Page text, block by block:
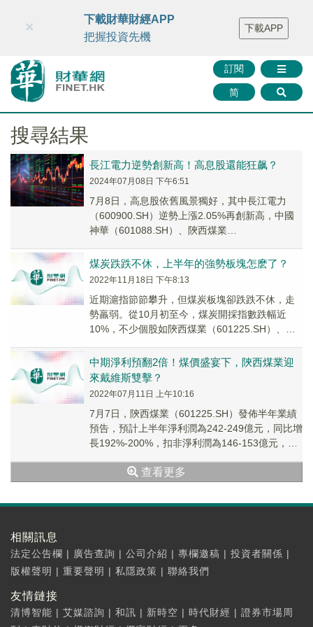
財華智庫網 FINTV FINMETA 財華證券 媒體矩陣
智庫沙龍
聯絡我們
訂閱
简
×
下載財華財經APP
把握投資先機
下載APP
搜尋結果
長江電力逆勢創新高！高息股還能狂飙？
2024年07月08日 下午6:51
7月8日，高息股依舊風景獨好，其中長江電力
（600900.SH）逆勢上漲2.05%再創新高，中國
神華（601088.SH）、陝西煤業
煤炭跌跌不休，上半年的強勢板塊怎麽了？
2022年11月18日 下午8:13
近期滬指節節攀升，但煤炭板塊卻跌跌不休，走
勢羸弱。從10月初至今，煤炭開採指數跌幅近
10%，不少個股如陝西煤業（601225.SH）、兗
中期淨利預翻2倍！煤價盛宴下，陝西煤業迎
來戴維斯雙擊？
2022年07月11日 上午10:16
7月7日，陝西煤業（601225.SH）發佈半年業績
預告，預計上半年淨利潤為242-249億元，同比增
長192%-200%，扣非淨利潤為146-153億元，同
查看更多
相關訊息
法定公告欄 | 廣告查詢 | 公司介紹 | 專欄邀稿 | 投資者關係 |
版權聲明 | 重要聲明 | 私隱政策 | 聯絡我們
友情鏈接
清博智能 | 艾媒諮詢 | 和訊 | 新時空 | 時代財經 | 證券市場周